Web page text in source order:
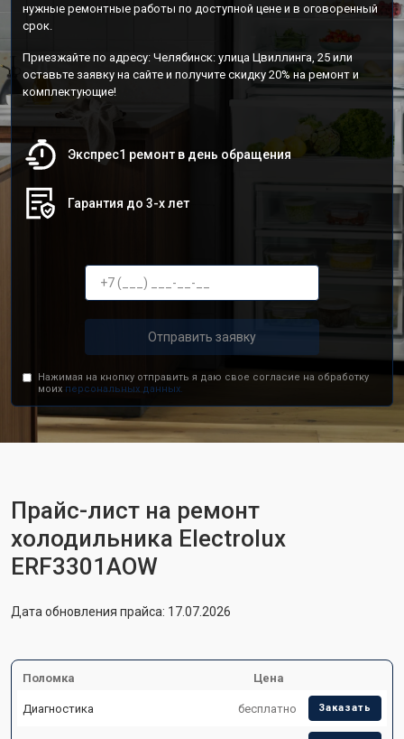
нужные ремонтные работы по доступной цене и в оговоренный
срок.
Приезжайте по адресу: Челябинск: улица Цвиллинга, 25 или
оставьте заявку на сайте и получите скидку 20% на ремонт и
комплектующие!
Экспрес1 ремонт в день обращения
Гарантия до 3-х лет
Отправить заявку
Нажимая на кнопку отправить я даю свое согласие на обработку
моих персональных данных.
Прайс-лист на ремонт
холодильника Electrolux
ERF3301AOW
Дата обновления прайса: 17.07.2026
Поломка Цена
Диагностика бесплатно Заказать